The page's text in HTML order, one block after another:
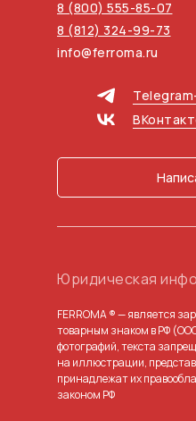
FERROMA ® — является
товарным знаком в РФ
фотографий, текста
на иллюстрации,
принадлежат их
законом РФ
Юридическая
8 (800) 555-85-07
8 (812) 324-99-73
info@ferroma.ru